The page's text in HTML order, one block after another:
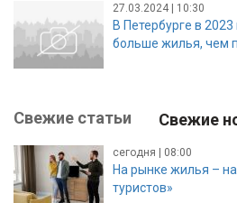
27.03.2024 | 10:30
В Петербурге в
больше жилья, чем
Свежие статьи Свежие
сегодня | 08:00
На рынке жилья –
туристов»